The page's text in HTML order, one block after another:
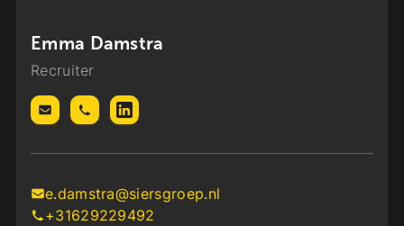
Emma Damstra
Recruiter
e.damstra@siersgroep.nl
+31629229492